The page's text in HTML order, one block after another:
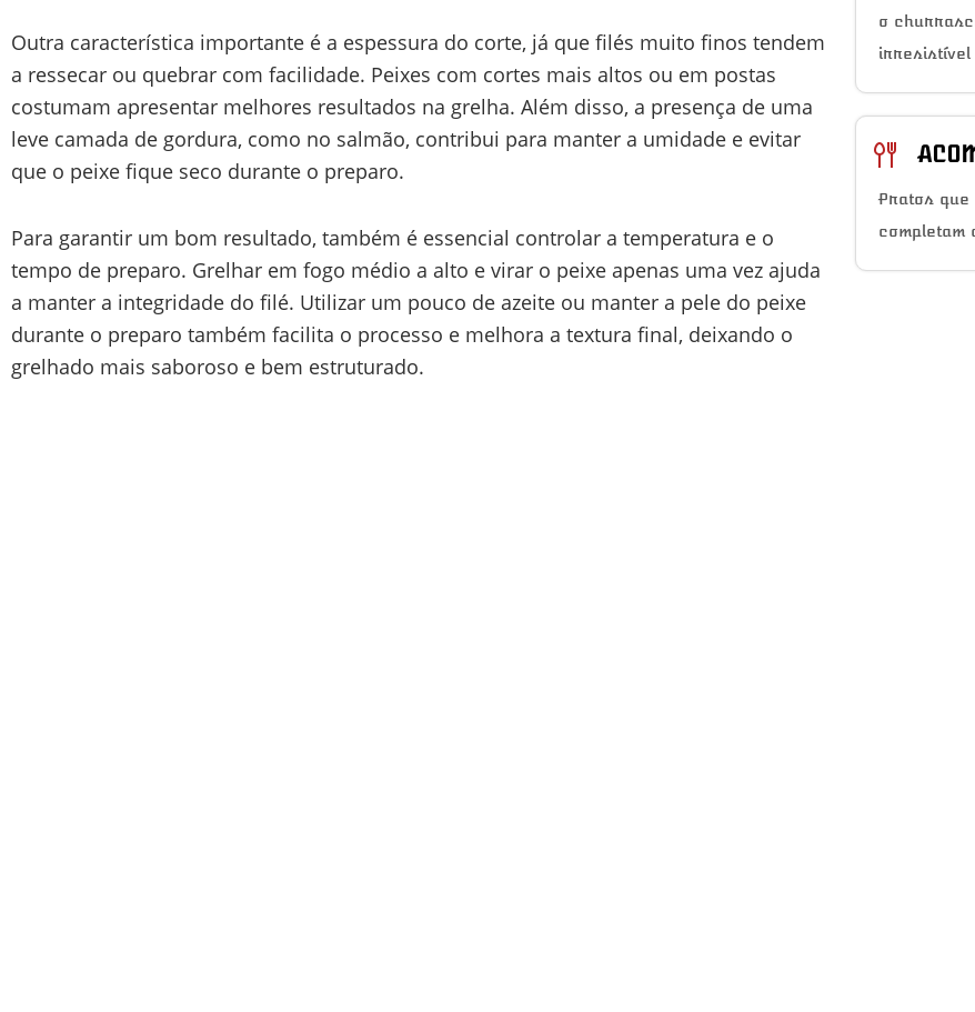
Outra característica importante é a espessura do corte, já que filés muito finos tendem
a ressecar ou quebrar com facilidade. Peixes com cortes mais altos ou em postas
costumam apresentar melhores resultados na grelha. Além disso, a presença de uma
leve camada de gordura, como no salmão, contribui para manter a umidade e evitar
que o peixe fique seco durante o preparo.
Para garantir um bom resultado, também é essencial controlar a temperatura e o
tempo de preparo. Grelhar em fogo médio a alto e virar o peixe apenas uma vez ajuda
a manter a integridade do filé. Utilizar um pouco de azeite ou manter a pele do peixe
durante o preparo também facilita o processo e melhora a textura final, deixando o
grelhado mais saboroso e bem estruturado.
o
irresistível
Pratos que
completam